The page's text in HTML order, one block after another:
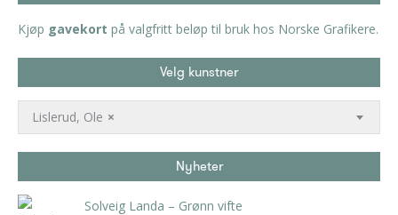
Kjøp gavekort på valgfritt beløp til bruk hos Norske Grafikere.
Velg kunstner
×
Lislerud, Ole
Nyheter
Solveig Landa – Grønn vifte